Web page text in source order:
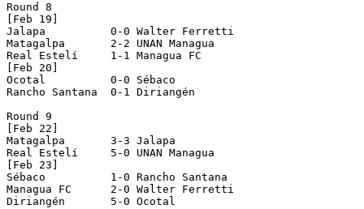
Round 8
[Feb 19]
Jalapa          0-0 Walter Ferretti
Matagalpa       2-2 UNAN Managua
Real Estelí     1-1 Managua FC
[Feb 20]
Ocotal          0-0 Sébaco
Rancho Santana  0-1 Diriangén
Round 9
[Feb 22]
Matagalpa       3-3 Jalapa
Real Estelí     5-0 UNAN Managua
[Feb 23]
Sébaco          1-0 Rancho Santana
Managua FC      2-0 Walter Ferretti
Diriangén       5-0 Ocotal